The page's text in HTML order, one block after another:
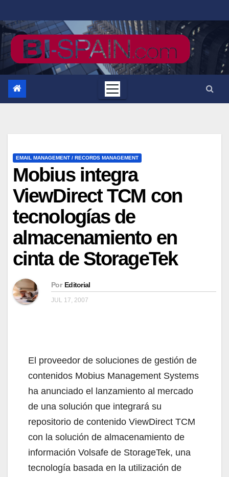
al
contenido
EMAIL MANAGEMENT / RECORDS MANAGEMENT
Mobius integra
ViewDirect TCM con
tecnologías de
almacenamiento en
cinta de StorageTek
Por Editorial
JUL 17, 2007
El proveedor de soluciones de gestión de
contenidos Mobius Management Systems
ha anunciado el lanzamiento al mercado
de una solución que integrará su
repositorio de contenido ViewDirect TCM
con la solución de almacenamiento de
información Volsafe de StorageTek, una
tecnología basada en la utilización de